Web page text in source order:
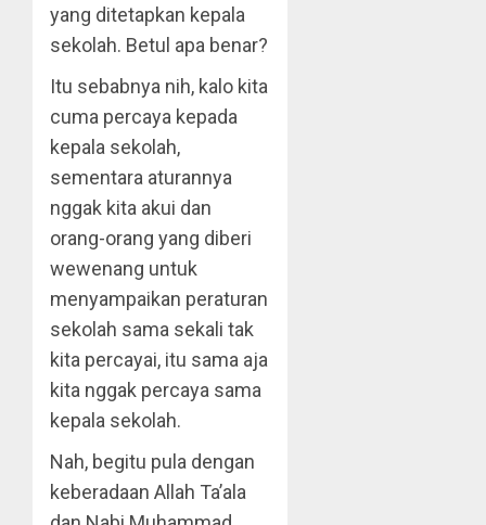
yang ditetapkan kepala
sekolah. Betul apa benar?
Itu sebabnya nih, kalo kita
cuma percaya kepada
kepala sekolah,
sementara aturannya
nggak kita akui dan
orang-orang yang diberi
wewenang untuk
menyampaikan peraturan
sekolah sama sekali tak
kita percayai, itu sama aja
kita nggak percaya sama
kepala sekolah.
Nah, begitu pula dengan
keberadaan Allah Ta’ala